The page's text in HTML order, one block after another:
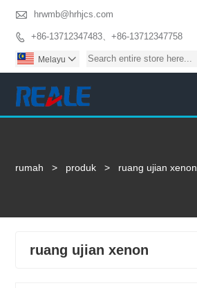
 hrwmb@hrhjcs.com
 +86-13712347483、+86-13712347758
Melayu 
rumah > produk > ruang ujian xenon
ruang ujian xenon